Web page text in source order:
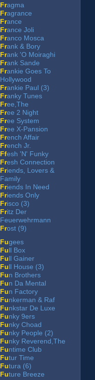
Fragma
Fragrance
France
France Joli
Franco Mosca
Frank & Bory
Frank 'O Moiraghi
Frank Sande
Frankie Goes To
Hollywood
Frankie Paul (3)
Franky Tunes
Free,The
Free 2 Night
Free System
Free X-Pansion
French Affair
French Jr.
Ffesh 'N' Funky
Fresh Connection
Friends, Lovers &
Family
Friends In Need
Friends Only
Frisco (3)
Fritz Der
Feuerwehrmann
Frost (9)
Fugees
Full Box
Full Gainer
Full House (3)
Fun Brothers
Fun Da Mental
Fun Factory
Funkerman & Raf
Funkstar De Luxe
Funky 9ers
Funky Choad
Funky People (2)
Funky Reverend,The
Funtime Club
Futur Time
Futura (6)
Future Breeze